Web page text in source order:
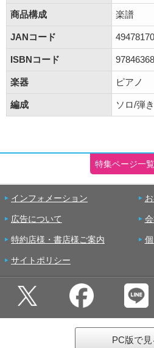
商品構成 楽譜
JANコード
ISBNコード
楽器 ピアノ
編成 ソロ/弾
特集ページ一
インフォメーション
広告について
特約店様・書店様ご案内
サイトポリシー
PC版で見